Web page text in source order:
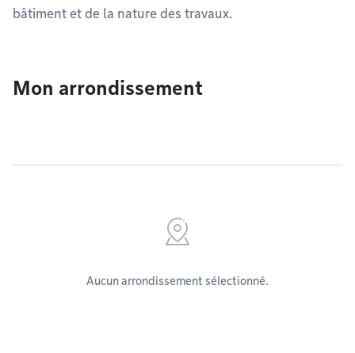
bâtiment et de la nature des travaux.
Mon arrondissement
Aucun arrondissement sélectionné.